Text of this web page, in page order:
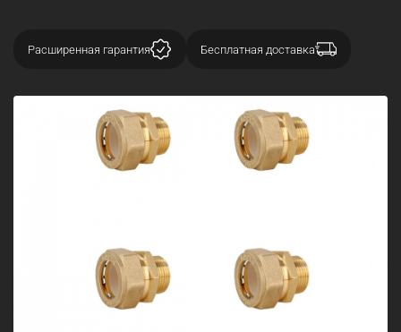
Расширенная гарантия Бесплатная доставка